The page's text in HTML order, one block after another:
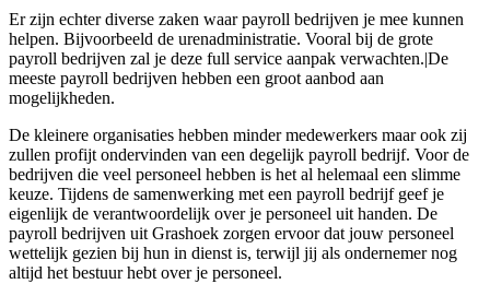
Er zijn echter diverse zaken waar payroll bedrijven je mee kunnen
helpen. Bijvoorbeeld de urenadministratie. Vooral bij de grote
payroll bedrijven zal je deze full service aanpak verwachten.|De
meeste payroll bedrijven hebben een groot aanbod aan
mogelijkheden.
De kleinere organisaties hebben minder medewerkers maar ook zij
zullen profijt ondervinden van een degelijk payroll bedrijf. Voor de
bedrijven die veel personeel hebben is het al helemaal een slimme
keuze. Tijdens de samenwerking met een payroll bedrijf geef je
eigenlijk de verantwoordelijk over je personeel uit handen. De
payroll bedrijven uit Grashoek zorgen ervoor dat jouw personeel
wettelijk gezien bij hun in dienst is, terwijl jij als ondernemer nog
altijd het bestuur hebt over je personeel.